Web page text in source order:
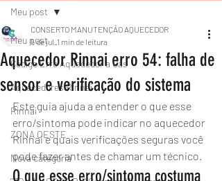
Meu post
Código Erro Aquecedor a Gás
Aquecedores Rinnai
Rinnai
ZONA OESTE
Nova categoria
Meu post
Aquecedor Rinnai erro 54: falha de
sensor e verificação do sistema
CONSERTO MANUTENÇÃO AQUECEDOR
5 de jul. 1 min de leitura
Este guia ajuda a entender o que esse
erro/sintoma pode indicar no aquecedor
Rinnai e quais verificações seguras você
pode fazer antes de chamar um técnico.
O que esse erro/sintoma costuma